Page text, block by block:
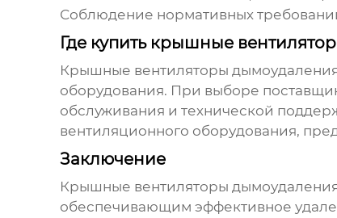
Соблюдение нормативных
Где купить крышные
Крышные вентиляторы
оборудования. При выборе
обслуживания и технической
вентиляционного оборудования,
Заключение
Крышные вентиляторы
обеспечивающим эффективное